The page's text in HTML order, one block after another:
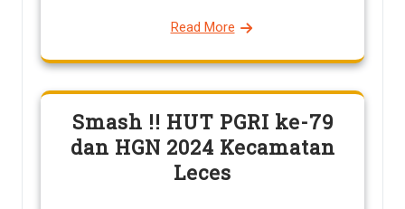
Read More
Smash !! HUT PGRI ke-79
dan HGN 2024 Kecamatan
Leces